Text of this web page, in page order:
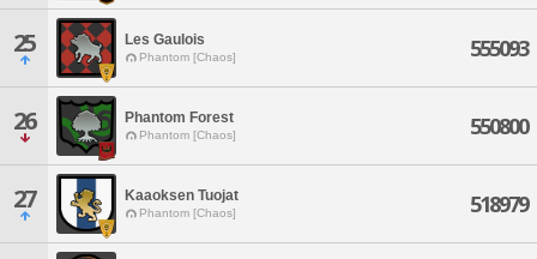
25 Les Gaulois
Phantom [Chaos] 555093
26 Phantom Forest
Phantom [Chaos] 550800
27 Kaaoksen Tuojat
Phantom [Chaos] 518979